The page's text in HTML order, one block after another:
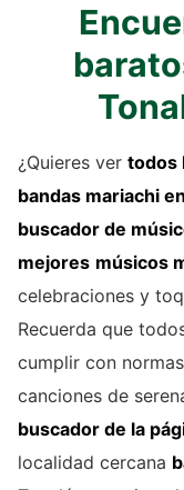
¿Quieres ver todos
bandas mariachi
buscador de
mejores músicos
celebraciones y
Recuerda que
cumplir con
canciones de
buscador de la
localidad cercana